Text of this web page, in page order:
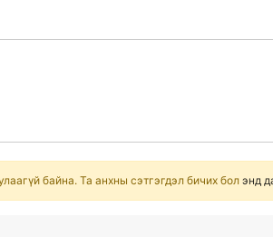
байна. Та анхны сэтгэгдэл бичих бол энд